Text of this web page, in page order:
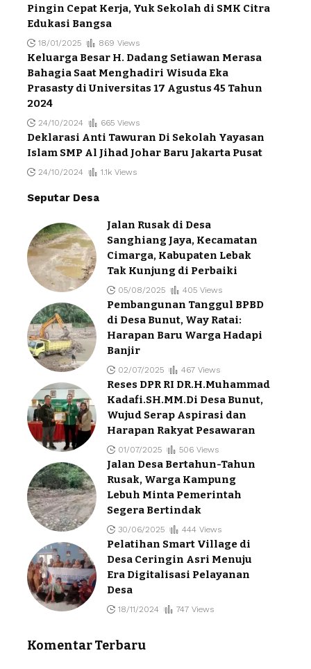
Pingin Cepat Kerja, Yuk Sekolah di SMK Citra
Edukasi Bangsa
18/01/2025 869 Views
Keluarga Besar H. Dadang Setiawan Merasa
Bahagia Saat Menghadiri Wisuda Eka
Prasasty di Universitas 17 Agustus 45 Tahun
2024
24/10/2024 665 Views
Deklarasi Anti Tawuran Di Sekolah Yayasan
Islam SMP Al Jihad Johar Baru Jakarta Pusat
24/10/2024 1.1k Views
Seputar Desa
Jalan Rusak di Desa
Sanghiang Jaya, Kecamatan
Cimarga, Kabupaten Lebak
Tak Kunjung di Perbaiki
05/08/2025 405 Views
Pembangunan Tanggul BPBD
di Desa Bunut, Way Ratai:
Harapan Baru Warga Hadapi
Banjir
02/07/2025 467 Views
Reses DPR RI DR.H.Muhammad
Kadafi.SH.MM.Di Desa Bunut,
Wujud Serap Aspirasi dan
Harapan Rakyat Pesawaran
01/07/2025 506 Views
Jalan Desa Bertahun-Tahun
Rusak, Warga Kampung
Lebuh Minta Pemerintah
Segera Bertindak
30/06/2025 444 Views
Pelatihan Smart Village di
Desa Ceringin Asri Menuju
Era Digitalisasi Pelayanan
Desa
18/11/2024 747 Views
Komentar Terbaru